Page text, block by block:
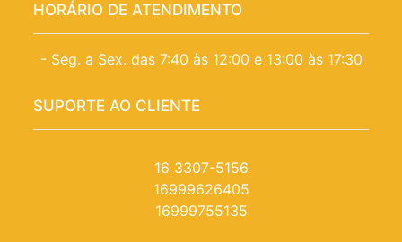
HORÁRIO DE ATENDIMENTO
- Seg. a Sex. das 7:40 às 12:00 e 13:00 às 17:30
SUPORTE AO CLIENTE
16 3307-5156
16999626405
16999755135